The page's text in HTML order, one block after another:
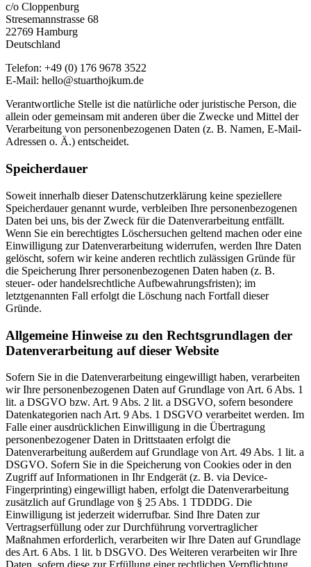
c/o Cloppenburg
Stresemannstrasse 68
22769 Hamburg
Deutschland
Telefon: +49 (0) 176 9678 3522
E-Mail: hello@stuarthojkum.de
Verantwortliche Stelle ist die natürliche oder juristische Person, die
allein oder gemeinsam mit anderen über die Zwecke und Mittel der
Verarbeitung von personenbezogenen Daten (z. B. Namen, E-Mail-
Adressen o. Ä.) entscheidet.
Speicherdauer
Soweit innerhalb dieser Datenschutzerklärung keine speziellere
Speicherdauer genannt wurde, verbleiben Ihre personenbezogenen
Daten bei uns, bis der Zweck für die Datenverarbeitung entfällt.
Wenn Sie ein berechtigtes Löschersuchen geltend machen oder eine
Einwilligung zur Datenverarbeitung widerrufen, werden Ihre Daten
gelöscht, sofern wir keine anderen rechtlich zulässigen Gründe für
die Speicherung Ihrer personenbezogenen Daten haben (z. B.
steuer- oder handelsrechtliche Aufbewahrungsfristen); im
letztgenannten Fall erfolgt die Löschung nach Fortfall dieser
Gründe.
Allgemeine Hinweise zu den Rechtsgrundlagen der
Datenverarbeitung auf dieser Website
Sofern Sie in die Datenverarbeitung eingewilligt haben, verarbeiten
wir Ihre personenbezogenen Daten auf Grundlage von Art. 6 Abs. 1
lit. a DSGVO bzw. Art. 9 Abs. 2 lit. a DSGVO, sofern besondere
Datenkategorien nach Art. 9 Abs. 1 DSGVO verarbeitet werden. Im
Falle einer ausdrücklichen Einwilligung in die Übertragung
personenbezogener Daten in Drittstaaten erfolgt die
Datenverarbeitung außerdem auf Grundlage von Art. 49 Abs. 1 lit. a
DSGVO. Sofern Sie in die Speicherung von Cookies oder in den
Zugriff auf Informationen in Ihr Endgerät (z. B. via Device-
Fingerprinting) eingewilligt haben, erfolgt die Datenverarbeitung
zusätzlich auf Grundlage von § 25 Abs. 1 TDDDG. Die
Einwilligung ist jederzeit widerrufbar. Sind Ihre Daten zur
Vertragserfüllung oder zur Durchführung vorvertraglicher
Maßnahmen erforderlich, verarbeiten wir Ihre Daten auf Grundlage
des Art. 6 Abs. 1 lit. b DSGVO. Des Weiteren verarbeiten wir Ihre